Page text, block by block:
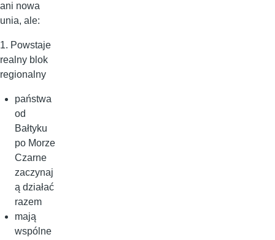
ani nowa
unia, ale:
1. Powstaje
realny blok
regionalny
państwa
od
Bałtyku
po Morze
Czarne
zaczynaj
ą działać
razem
mają
wspólne